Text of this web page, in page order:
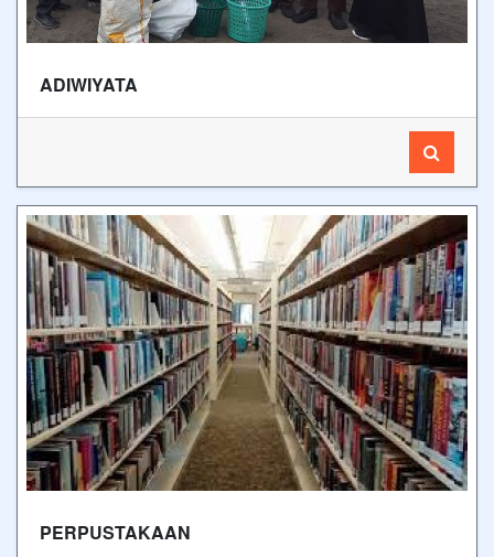
ADIWIYATA
PERPUSTAKAAN